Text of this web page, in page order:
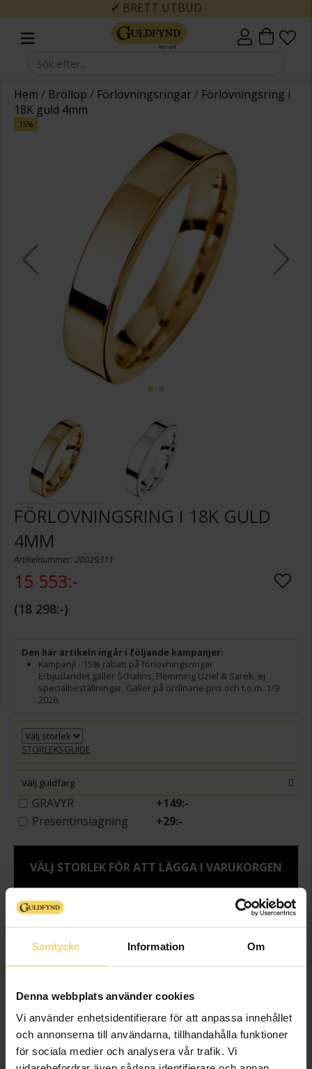
Samtycke Information Om
Denna webbplats använder cookies
Vi använder enhetsidentifierare för att anpassa innehållet
och annonserna till användarna, tillhandahålla funktioner
för sociala medier och analysera vår trafik. Vi
✔ BRETT UTBUD
Hem / Bröllop / Förlovningsringar/ Förlovningsring i
18K guld 4mm
15%
FÖRLOVNINGSRING I 18K GULD
4MM
Artikelnummer: 20029311
15 553:-
18 298:-
Den här artikeln ingår i följande kampanjer:
Kampanj! - 15% rabatt på förlovningsringar
Erbjudandet gäller Schalins, Flemming Uziel & Sarek, ej
specialbeställningar. Gäller på ordinarie pris och t.o.m. 1/9
2026.
STORLEKSGUIDE
Välj guldfärg
GRAVYR +149:-
Presentinslagning
+29:-
VÄLJ STORLEK FÖR ATT LÄGGA I VARUKORGEN
Beställningsvara
Leveranstid 5-15 arbetsdagar. Ingen bytesrätt, returrätt eller öppet köp
öppet köp i webbshoppen
här
Beställningsvara - Max 15 arbetsdagars leveranstid.
Bredd ca (mm)
4
Höjd ca (mm)
1.9
Varumärke
Schalins